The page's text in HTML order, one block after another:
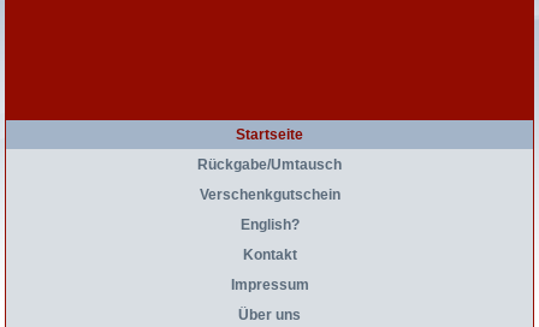
Startseite
Rückgabe/Umtausch
Verschenkgutschein
English?
Kontakt
Impressum
Über uns